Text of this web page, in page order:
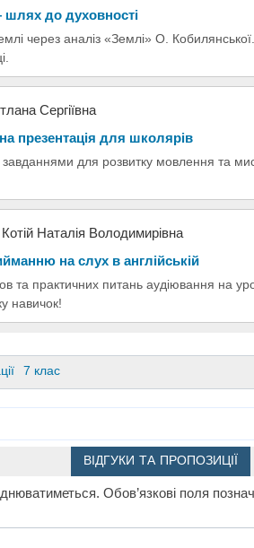
шлях до духовності
через аналіз «Землі» О. Кобилянської.
Сергіївна
презентація для школярів
завданнями для розвитку мовлення та
Наталія Володимирівна
на слух в англійській
та практичних питань аудіювання на
навичок!
7 клас
ВІДГУКИ ТА ПРОПОЗИЦІЇ
Обов’язкові поля